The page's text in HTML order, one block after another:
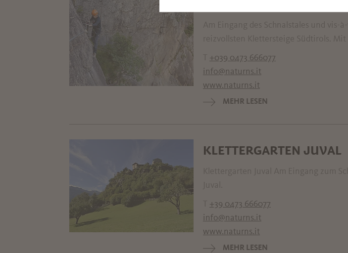
+039 0473 666077
info@naturns.it
www.naturns.it
MEHR LESEN
KLETTERGARTEN JUVAL
+39 0473 666077
info@naturns.it
www.naturns.it
MEHR LESEN